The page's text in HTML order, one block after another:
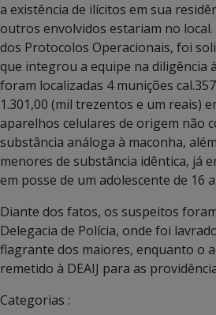
a existência de ilícitos em sua
outros envolvidos estariam no
dos Protocolos Operacionais, foi
que integrou a equipe na diligência
foram localizadas 4 munições
1.301,00 (mil trezentos e um reais)
aparelhos celulares de origem não
substância análoga à maconha,
menores de substância idêntica, já
em posse de um adolescente de 16
Diante dos fatos, os suspeitos
Delegacia de Polícia, onde foi
flagrante dos maiores, enquanto o
remetido à DEAIJ para as
Categorias :